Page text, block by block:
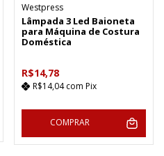
Westpress
Lâmpada 3 Led Baioneta
para Máquina de Costura
Doméstica
R$14,78
R$14,04com Pix
COMPRAR